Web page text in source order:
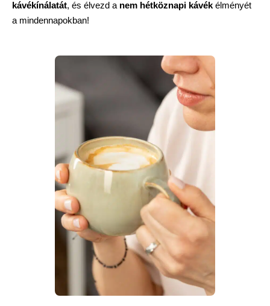
kávékínálatát, és élvezd a nem hétköznapi kávék élményét
a mindennapokban!